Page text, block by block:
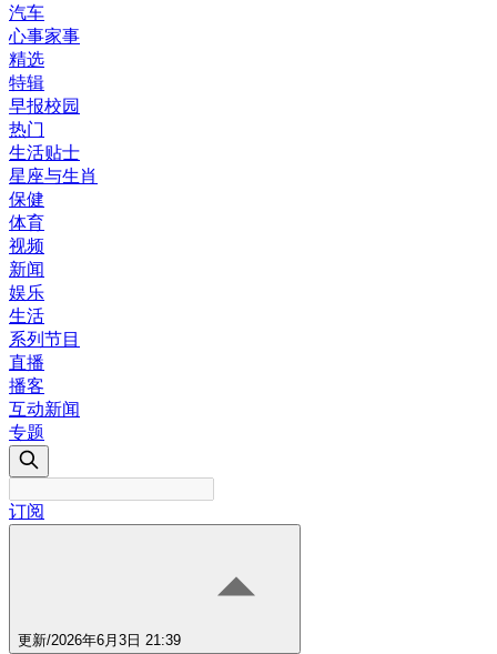
汽车
心事家事
精选
特辑
早报校园
热门
生活贴士
星座与生肖
保健
体育
视频
新闻
娱乐
生活
系列节目
直播
播客
互动新闻
专题
订阅
更新/2026年6月3日 21:39